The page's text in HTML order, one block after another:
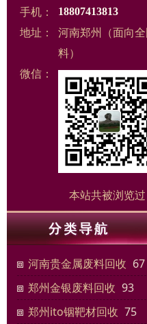
手机：
18807413813
地址：
河南郑州（面向
料）
微信：
本站共被浏览
河南贵金属废料回收 67
郑州金银废料回收 93
郑州ito铟靶材回收 75